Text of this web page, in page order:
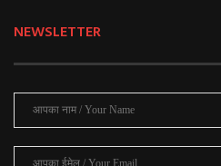
NEWSLETTER